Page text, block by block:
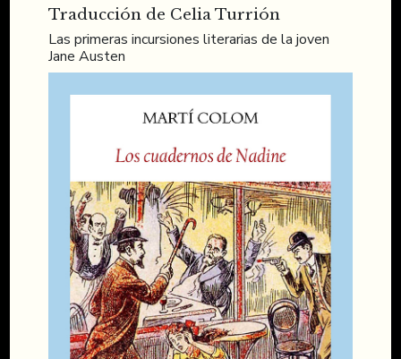
Traducción de Celia Turrión
Las primeras incursiones literarias de la joven
Jane Austen